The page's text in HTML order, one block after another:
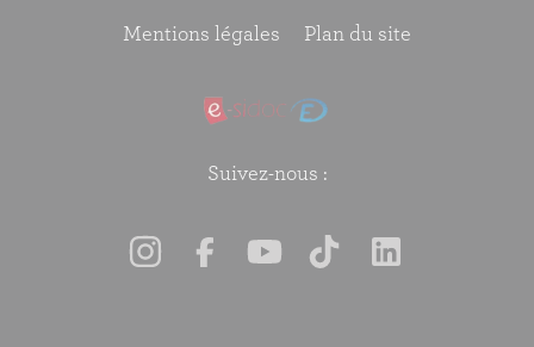
Mentions légales Plan du site
Suivez-nous :